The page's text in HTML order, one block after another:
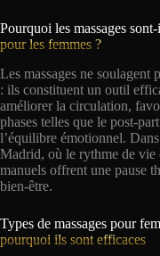
Pourquoi les massages
pour les femmes ?
Les massages ne soulagent
: ils constituent un outil
améliorer la circulation,
phases telles que le post-
l’équilibre émotionnel.
Madrid, où le rythme de vie
manuels offrent une pause
bien-être.
Types de massages pour
pourquoi ils sont efficaces